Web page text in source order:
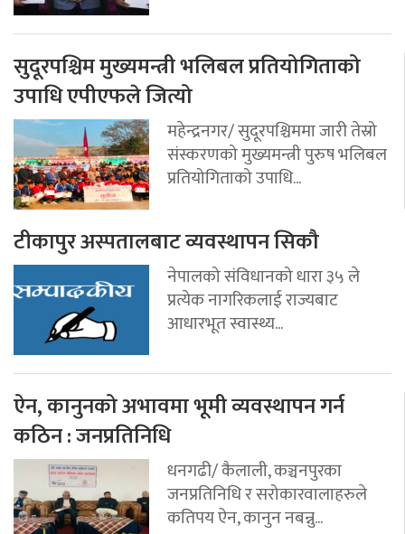
सुदूरपश्चिम मुख्यमन्त्री भलिबल प्रतियोगिताको
उपाधि एपीएफले जित्यो
महेन्द्रनगर/ सुदूरपश्चिममा जारी तेस्रो
संस्करणको मुख्यमन्त्री पुरुष भलिबल
प्रतियोगिताको उपाधि...
टीकापुर अस्पतालबाट व्यवस्थापन सिकौ
नेपालको संविधानको धारा ३५ ले
प्रत्येक नागरिकलाई राज्यबाट
आधारभूत स्वास्थ्य...
ऐन, कानुनको अभावमा भूमी व्यवस्थापन गर्न
कठिन : जनप्रतिनिधि
धनगढी/ कैलाली, कञ्चनपुरका
जनप्रतिनिधि र सरोकारवालाहरुले
कतिपय ऐन, कानुन नबन्नु...